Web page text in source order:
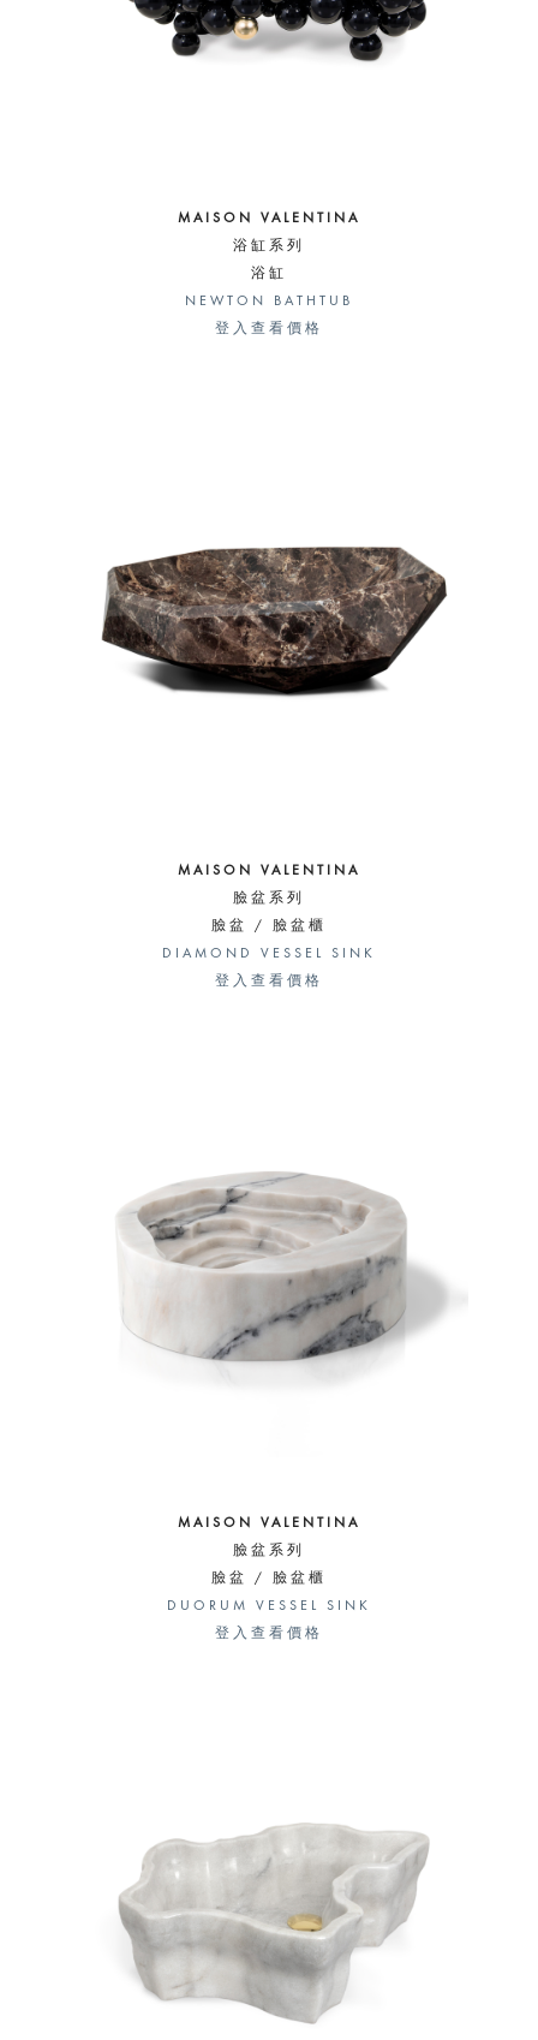
MAISON VALENTINA
浴缸系列
浴缸
NEWTON BATHTUB
登入查看價格
MAISON VALENTINA
臉盆系列
臉盆 / 臉盆櫃
DIAMOND VESSEL SINK
登入查看價格
MAISON VALENTINA
臉盆系列
臉盆 / 臉盆櫃
DUORUM VESSEL SINK
登入查看價格